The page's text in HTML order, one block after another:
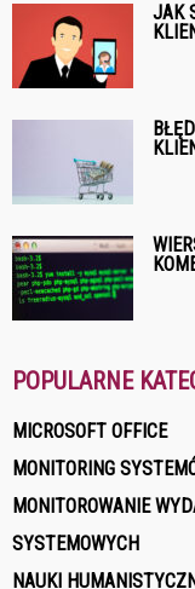
JAK
POPULARNE
MICROSOFT OFFICE
MONITORING
MONITOROWANIE
SYSTEMOWYCH
NAUKI